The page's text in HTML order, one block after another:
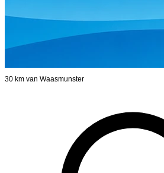
30 km van Waasmunster